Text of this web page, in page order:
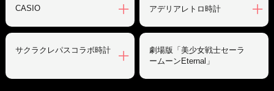
CASIO アデリアレトロ時計
サクラクレパスコラボ時計
劇場版「美少女戦士セーラ
ームーンEternal」